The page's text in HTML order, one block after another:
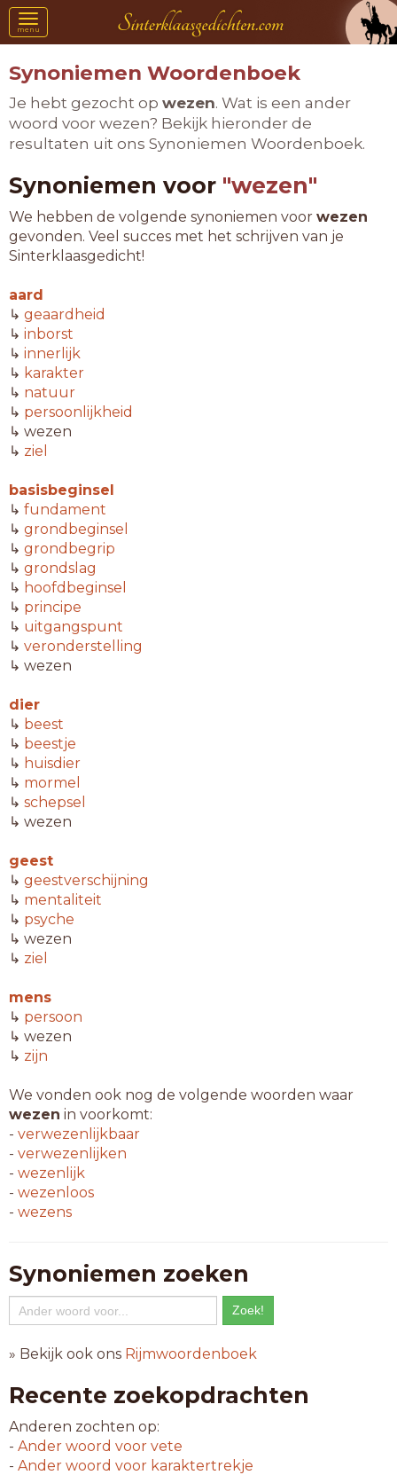
Toggle
navigation
menu
Synoniemen Woordenboek
Je hebt gezocht op wezen. Wat is een ander
woord voor wezen? Bekijk hieronder de
resultaten uit ons Synoniemen Woordenboek.
Synoniemen voor "wezen"
We hebben de volgende synoniemen voor wezen
gevonden. Veel succes met het schrijven van je
Sinterklaasgedicht!
aard
↳ geaardheid
↳ inborst
↳ innerlijk
↳ karakter
↳ natuur
↳ persoonlijkheid
↳ wezen
↳ ziel
basisbeginsel
↳ fundament
↳ grondbeginsel
↳ grondbegrip
↳ grondslag
↳ hoofdbeginsel
↳ principe
↳ uitgangspunt
↳ veronderstelling
↳ wezen
dier
↳ beest
↳ beestje
↳ huisdier
↳ mormel
↳ schepsel
↳ wezen
geest
↳ geestverschijning
↳ mentaliteit
↳ psyche
↳ wezen
↳ ziel
mens
↳ persoon
↳ wezen
↳ zijn
We vonden ook nog de volgende woorden waar
wezen in voorkomt:
- verwezenlijkbaar
- verwezenlijken
- wezenlijk
- wezenloos
- wezens
Synoniemen zoeken
» Bekijk ook ons Rijmwoordenboek
Recente zoekopdrachten
Anderen zochten op:
- Ander woord voor vete
- Ander woord voor karaktertrekje